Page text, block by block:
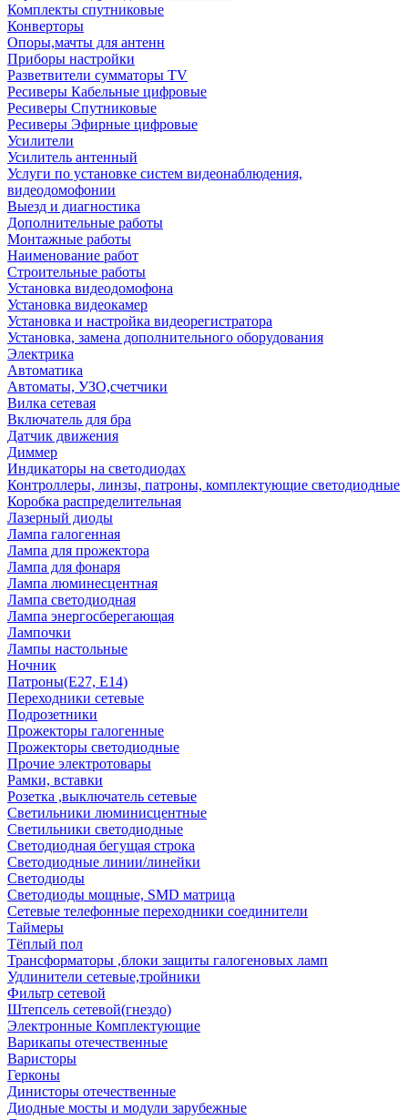
Комплекты спутниковые
Конверторы
Опоры,мачты для антенн
Приборы настройки
Разветвители сумматоры TV
Ресиверы Кабельные цифровые
Ресиверы Спутниковые
Ресиверы Эфирные цифровые
Усилители
Усилитель антенный
Услуги по установке систем видеонаблюдения,
видеодомофонии
Выезд и диагностика
Дополнительные работы
Монтажные работы
Наименование работ
Строительные работы
Установка видеодомофона
Установка видеокамер
Установка и настройка видеорегистратора
Установка, замена дополнительного оборудования
Электрика
Автоматика
Автоматы, УЗО,счетчики
Вилка сетевая
Включатель для бра
Датчик движения
Диммер
Индикаторы на светодиодах
Контроллеры, линзы, патроны, комплектующие светодиодные
Коробка распределительная
Лазерный диоды
Лампа галогенная
Лампа для прожектора
Лампа для фонаря
Лампа люминесцентная
Лампа светодиодная
Лампа энергосберегающая
Лампочки
Лампы настольные
Ночник
Патроны(Е27, Е14)
Переходники сетевые
Подрозетники
Прожекторы галогенные
Прожекторы светодиодные
Прочие электротовары
Рамки, вставки
Розетка ,выключатель сетевые
Светильники люминисцентные
Светильники светодиодные
Светодиодная бегущая строка
Светодиодные линии/линейки
Светодиоды
Светодиоды мощные, SMD матрица
Сетевые телефонные переходники соединители
Таймеры
Тёплый пол
Трансформаторы ,блоки защиты галогеновых ламп
Удлинители сетевые,тройники
Фильтр сетевой
Штепсель сетевой(гнездо)
Электронные Комплектующие
Варикапы отечественные
Варисторы
Герконы
Динисторы отечественные
Диодные мосты и модули зарубежные